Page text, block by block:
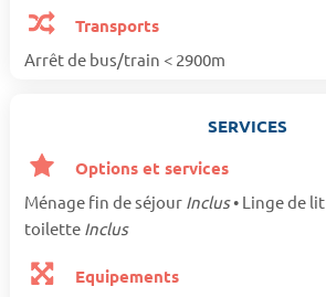
Transports
Arrêt de bus/train < 2900m
SERVICES
Options et services
Ménage fin de séjour Inclus• Linge de lit
toilette Inclus
Equipements